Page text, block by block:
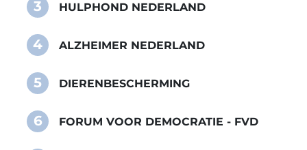
3 HULPHOND NEDERLAND
4 ALZHEIMER NEDERLAND
5 DIERENBESCHERMING
6 FORUM VOOR DEMOCRATIE - FVD